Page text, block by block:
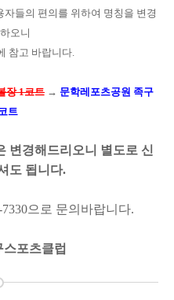
들의 편의를 위하여 명칭을 변경
오니
참고 바랍니다.
장 1코트 → 문학레포츠공원 족구
트
변경해드리오니 별도로 신
도 됩니다.
으로 문의바랍니다.
포츠클럽